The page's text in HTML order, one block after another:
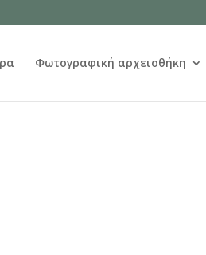
Φωτογραφική αρχειοθήκη